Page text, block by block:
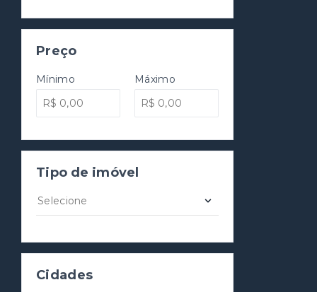
Preço
Mínimo Máximo
Tipo de imóvel
Selecione
Cidades